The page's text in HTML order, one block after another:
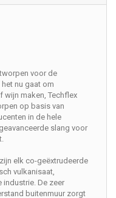
voor de
nu gaat om
wijn maken, Techflex
op basis van
in de hele
slang voor
elk co-geëxtrudeerde
vulkanisaat,
De zeer
buitenmuur zorgt